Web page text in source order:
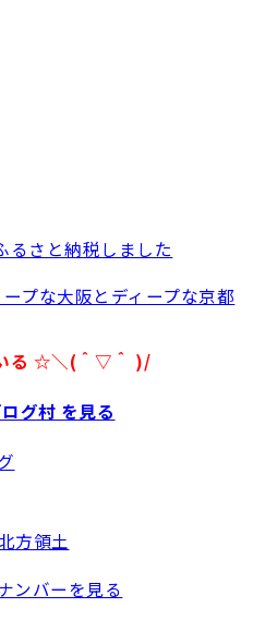
るさと納税しました
プな大阪とディープな京都
る ☆＼(＾▽＾ )/
グ村 を見る
方領土
ンバーを見る